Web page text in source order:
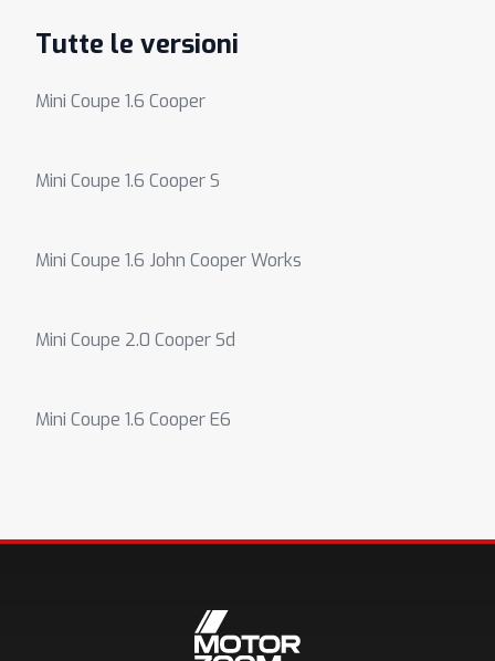
Tutte le versioni
Mini Coupe 1.6 Cooper
Mini Coupe 1.6 Cooper S
Mini Coupe 1.6 John Cooper Works
Mini Coupe 2.0 Cooper Sd
Mini Coupe 1.6 Cooper E6